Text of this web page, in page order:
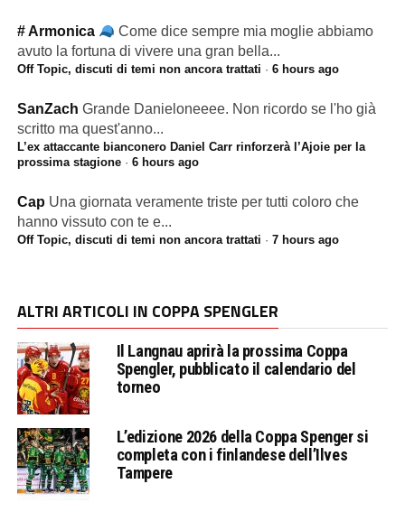
# Armonica
Come dice sempre mia moglie abbiamo
avuto la fortuna di vivere una gran bella...
Off Topic, discuti di temi non ancora trattati · 6 hours ago
SanZach Grande Danieloneeee. Non ricordo se l'ho già
scritto ma quest'anno...
L’ex attaccante bianconero Daniel Carr rinforzerà l’Ajoie per la
prossima stagione· 6 hours ago
Cap Una giornata veramente triste per tutti coloro che
hanno vissuto con te e...
Off Topic, discuti di temi non ancora trattati · 7 hours ago
ALTRI ARTICOLI IN COPPA SPENGLER
Il Langnau aprirà la prossima Coppa
Spengler, pubblicato il calendario del
torneo
L’edizione 2026 della Coppa Spenger si
completa con i finlandese dell’Ilves
Tampere